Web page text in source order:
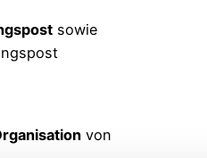
sowie
von